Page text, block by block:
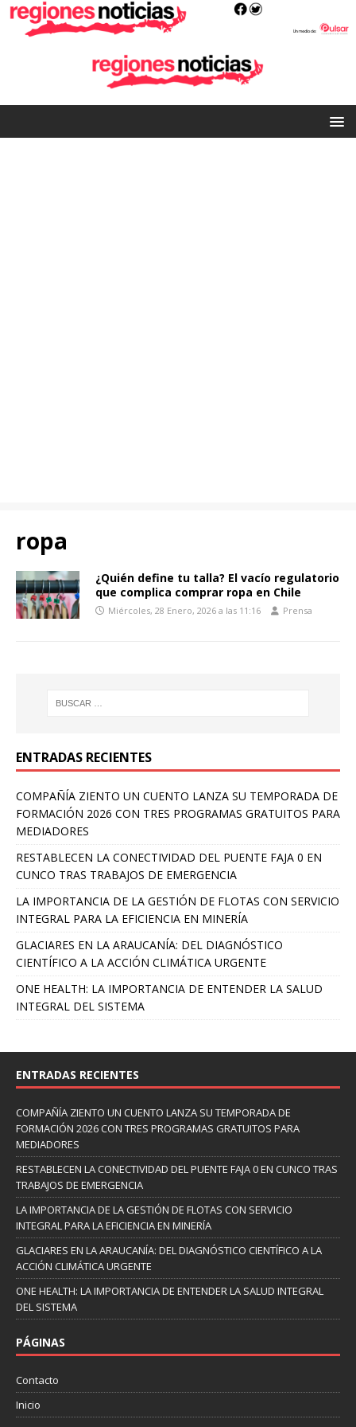
ropa
¿Quién define tu talla? El vacío regulatorio
que complica comprar ropa en Chile
Miércoles, 28 Enero, 2026 a las 11:16 Prensa
ENTRADAS RECIENTES
COMPAÑÍA ZIENTO UN CUENTO LANZA SU TEMPORADA DE
FORMACIÓN 2026 CON TRES PROGRAMAS GRATUITOS PARA
MEDIADORES
RESTABLECEN LA CONECTIVIDAD DEL PUENTE FAJA 0 EN
CUNCO TRAS TRABAJOS DE EMERGENCIA
LA IMPORTANCIA DE LA GESTIÓN DE FLOTAS CON SERVICIO
INTEGRAL PARA LA EFICIENCIA EN MINERÍA
GLACIARES EN LA ARAUCANÍA: DEL DIAGNÓSTICO
CIENTÍFICO A LA ACCIÓN CLIMÁTICA URGENTE
ONE HEALTH: LA IMPORTANCIA DE ENTENDER LA SALUD
INTEGRAL DEL SISTEMA
ENTRADAS RECIENTES
COMPAÑÍA ZIENTO UN CUENTO LANZA SU TEMPORADA DE
FORMACIÓN 2026 CON TRES PROGRAMAS GRATUITOS PARA
MEDIADORES
RESTABLECEN LA CONECTIVIDAD DEL PUENTE FAJA 0 EN CUNCO TRAS
TRABAJOS DE EMERGENCIA
LA IMPORTANCIA DE LA GESTIÓN DE FLOTAS CON SERVICIO
INTEGRAL PARA LA EFICIENCIA EN MINERÍA
GLACIARES EN LA ARAUCANÍA: DEL DIAGNÓSTICO CIENTÍFICO A LA
ACCIÓN CLIMÁTICA URGENTE
ONE HEALTH: LA IMPORTANCIA DE ENTENDER LA SALUD INTEGRAL
DEL SISTEMA
PÁGINAS
Contacto
Inicio